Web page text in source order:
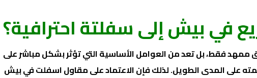
في بيش إلى سفلتة احترافية؟
ممهد فقط، بل تعد من العوامل الأساسية التي تؤثر بشكل مباشر على
على المدى الطويل. لذلك فإن الاعتماد على مقاول اسفلت في بيش